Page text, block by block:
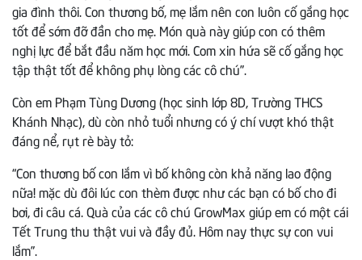
gia đình thôi. Con thương bố, mẹ lắm nên con luôn cố gắng học
tốt để sớm đỡ đần cho mẹ. Món quà này giúp con có thêm
nghị lực để bắt đầu năm học mới. Com xin hứa sẽ cố gắng học
tập thật tốt để không phụ lòng các cô chú”.
Còn em Phạm Tùng Dương (học sinh lớp 8D, Trường THCS
Khánh Nhạc), dù còn nhỏ tuổi nhưng có ý chí vượt khó thật
đáng nể, rụt rè bày tỏ:
“Con thương bố con lắm vì bố không còn khả năng lao động
nữa! mặc dù đôi lúc con thèm được như các bạn có bố cho đi
bơi, đi câu cá. Quà của các cô chú GrowMax giúp em có một cái
Tết Trung thu thật vui và đầy đủ. Hôm nay thực sự con vui
lắm”.